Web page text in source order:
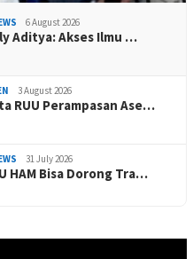
6 August 2026
Aditya: Akses Ilmu …
3 August 2026
RUU Perampasan Ase…
31 July 2026
HAM Bisa Dorong Tra…